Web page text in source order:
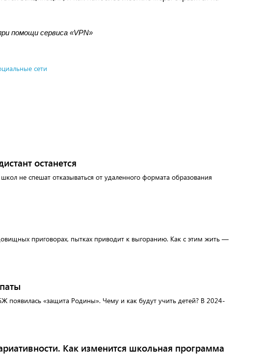
помощи сервиса «VPN»
сети
останется
не спешат отказываться от удаленного формата образования
приговорах, пытках приводит к выгоранию. Как с этим жить —
появилась «защита Родины». Чему и как будут учить детей? В 2024-
Как изменится школьная программа